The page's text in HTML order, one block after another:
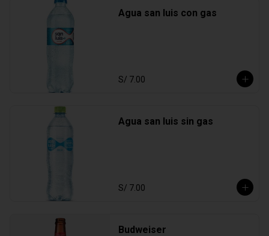
Agua san luis con gas
S/ 7.00
Agua san luis sin gas
S/ 7.00
Budweiser